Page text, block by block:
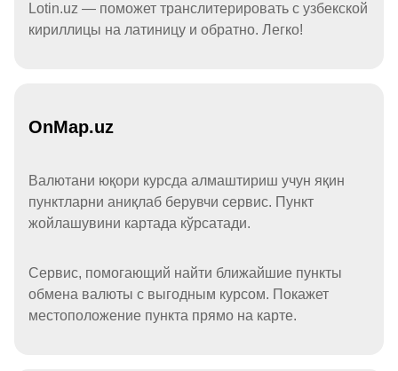
Lotin.uz — поможет транслитерировать с узбекской
кириллицы на латиницу и обратно. Легко!
OnMap.uz
Валютани юқори курсда алмаштириш учун яқин
пунктларни аниқлаб берувчи сервис. Пункт
жойлашувини картада кўрсатади.
Сервис, помогающий найти ближайшие пункты
обмена валюты с выгодным курсом. Покажет
местоположение пункта прямо на карте.